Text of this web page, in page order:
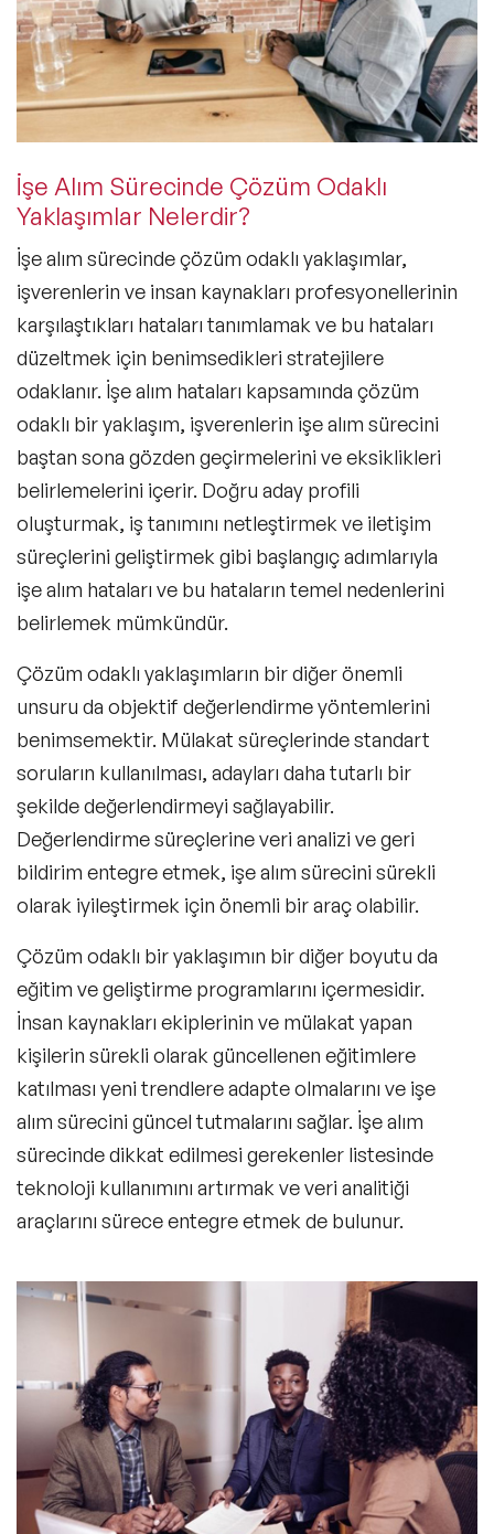
İşe Alım Sürecinde Çözüm Odaklı
Yaklaşımlar Nelerdir?
İşe alım sürecinde çözüm odaklı yaklaşımlar,
işverenlerin ve insan kaynakları profesyonellerinin
karşılaştıkları hataları tanımlamak ve bu hataları
düzeltmek için benimsedikleri stratejilere
odaklanır. İşe alım hataları kapsamında çözüm
odaklı bir yaklaşım, işverenlerin işe alım sürecini
baştan sona gözden geçirmelerini ve eksiklikleri
belirlemelerini içerir. Doğru aday profili
oluşturmak, iş tanımını netleştirmek ve iletişim
süreçlerini geliştirmek gibi başlangıç adımlarıyla
işe alım hataları ve bu hataların temel nedenlerini
belirlemek mümkündür.
Çözüm odaklı yaklaşımların bir diğer önemli
unsuru da objektif değerlendirme yöntemlerini
benimsemektir. Mülakat süreçlerinde standart
soruların kullanılması, adayları daha tutarlı bir
şekilde değerlendirmeyi sağlayabilir.
Değerlendirme süreçlerine veri analizi ve geri
bildirim entegre etmek, işe alım sürecini sürekli
olarak iyileştirmek için önemli bir araç olabilir.
Çözüm odaklı bir yaklaşımın bir diğer boyutu da
eğitim ve geliştirme programlarını içermesidir.
İnsan kaynakları ekiplerinin ve mülakat yapan
kişilerin sürekli olarak güncellenen eğitimlere
katılması yeni trendlere adapte olmalarını ve işe
alım sürecini güncel tutmalarını sağlar. İşe alım
sürecinde dikkat edilmesi gerekenler listesinde
teknoloji kullanımını artırmak ve veri analitiği
araçlarını sürece entegre etmek de bulunur.